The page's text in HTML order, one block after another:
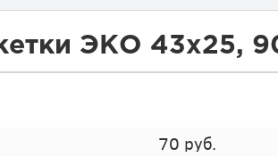
ЭКО 43х25,
70 руб.